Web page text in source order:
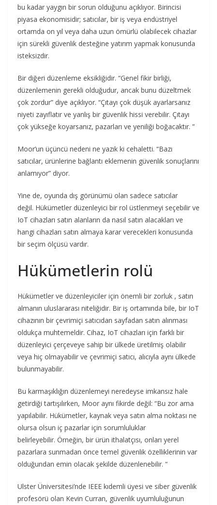
bu kadar yaygın bir sorun olduğunu açıklıyor. Birincisi
piyasa ekonomisidir; satıcılar, bir iş veya endüstriyel
ortamda on yıl veya daha uzun ömürlü olabilecek cihazlar
için sürekli güvenlik desteğine yatırım yapmak konusunda
isteksizdir.
Bir diğeri düzenleme eksikliğidir. “Genel fikir birliği,
düzenlemenin gerekli olduğudur, ancak bunu düzeltmek
çok zordur” diye açıklıyor. “Çıtayı çok düşük ayarlarsanız
niyeti zayıflatır ve yanlış bir güvenlik hissi verebilir. Çıtayı
çok yükseğe koyarsanız, pazarları ve yeniliği boğacaktır. ”
Moor’un üçüncü nedeni ne yazık ki cehaletti. “Bazı
satıcılar, ürünlerine bağlantı eklemenin güvenlik sonuçlarını
anlamıyor” diyor.
Yine de, oyunda dış görünümü olan sadece satıcılar
değil. Hükümetler düzenleyici bir rol üstlenmeyi seçebilir ve
IoT cihazları satın alanların da nasıl satın alacakları ve
hangi cihazları satın almaya karar verecekleri konusunda
bir seçim ölçüsü vardır.
Hükümetlerin rolü
Hükümetler ve düzenleyiciler için önemli bir zorluk , satın
almanın uluslararası niteliğidir. Bir iş ortamında bile, bir IoT
cihazının bir çevrimiçi satıcıdan sayfadan satın alınması
oldukça muhtemeldir. Cihaz, IoT cihazları için farklı bir
düzenleyici çerçeveye sahip bir ülkede üretilmiş olabilir
veya hiç olmayabilir ve çevrimiçi satıcı, alıcıyla aynı ülkede
bulunmayabilir.
Bu karmaşıklığın düzenlemeyi neredeyse imkansız hale
getirdiği tartışılırken, Moor aynı fikirde değil: “Bu zor ama
yapılabilir. Hükümetler, kaynak veya satın alma noktası ne
olursa olsun iç pazarlar için sorumluluklar
belirleyebilir. Örneğin, bir ürün ithalatçısı, onları yerel
pazarlara sunmadan önce temel güvenlik özelliklerinin var
olduğundan emin olacak şekilde düzenlenebilir. “
Ulster Üniversitesi’nde IEEE kıdemli üyesi ve siber güvenlik
profesörü olan Kevin Curran, güvenlik uyumluluğunun